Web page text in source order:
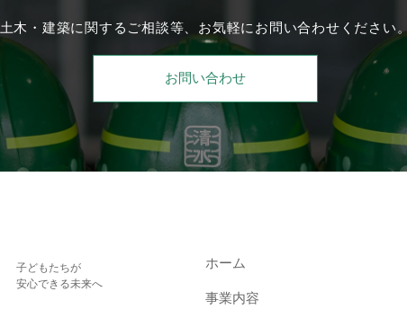
土木・建築に関するご相談等、 お気軽にお問い合わせください
お問い合わせ
子どもたちが
安心できる未来へ
ホーム
事業内容